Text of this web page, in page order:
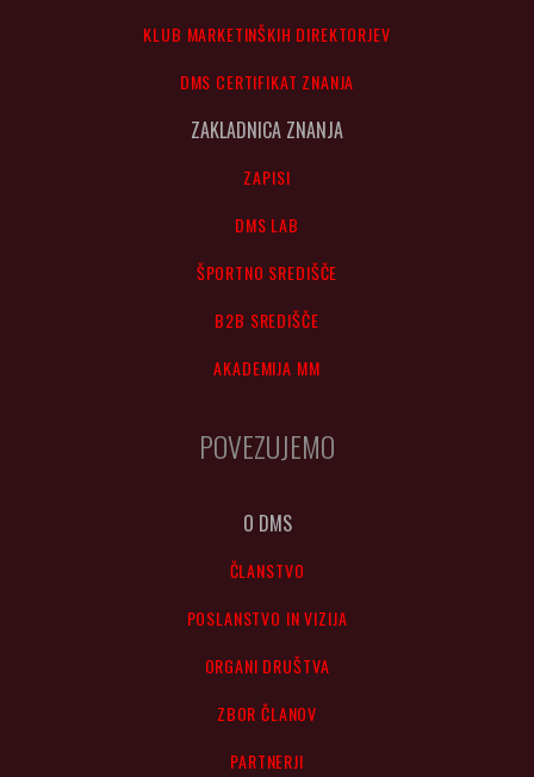
KLUB MARKETINŠKIH DIREKTORJEV
DMS CERTIFIKAT ZNANJA
ZAKLADNICA ZNANJA
ZAPISI
DMS LAB
ŠPORTNO SREDIŠČE
B2B SREDIŠČE
AKADEMIJA MM
POVEZUJEMO
O DMS
ČLANSTVO
POSLANSTVO IN VIZIJA
ORGANI DRUŠTVA
ZBOR ČLANOV
PARTNERJI